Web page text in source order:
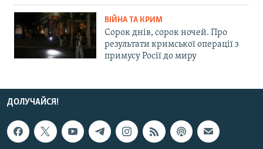
ВІЙНА ТА КРИМ
Сорок днів, сорок ночей. Про
результати кримської операції з
примусу Росії до миру
ДОЛУЧАЙСЯ!